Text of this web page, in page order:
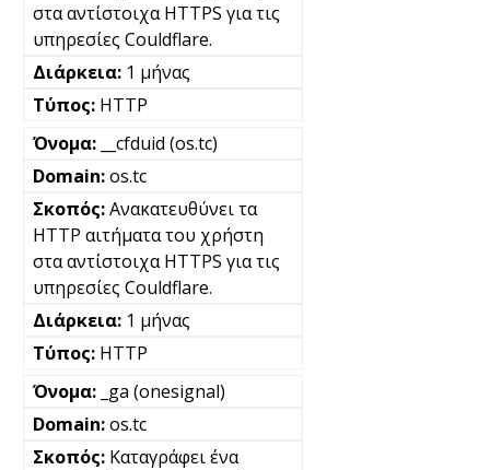
στα αντίστοιχα HTTPS για τις
υπηρεσίες Couldflare.
1 μήνας
HTTP
__cfduid (os.tc)
os.tc
Ανακατευθύνει τα
HTTP αιτήματα του χρήστη
στα αντίστοιχα HTTPS για τις
υπηρεσίες Couldflare.
1 μήνας
HTTP
_ga (onesignal)
os.tc
Καταγράφει ένα